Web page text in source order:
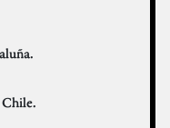
Chile.